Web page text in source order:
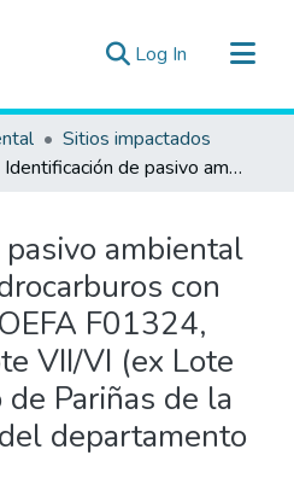
Log In (current)
Sitios impactados
Identificación de pasivo ambiental del subsector hidrocarburos con código de Ficha OEFA F01324, ubicado en el Lote VII/VI (ex Lote VI), en el distrito de Pariñas de la provincia Talara del departamento de Piura
ambiental
con
F01324,
VII/VI (ex Lote
Pariñas de la
departamento